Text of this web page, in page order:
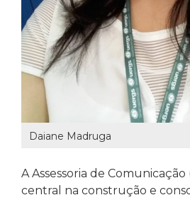
Daiane Madruga
A Assessoria de
central na construção e